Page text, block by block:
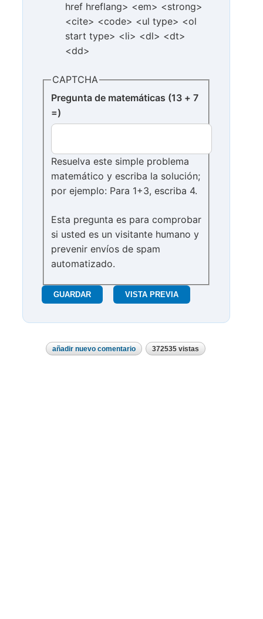
href hreflang> <em> <strong>
<cite> <code> <ul type> <ol
start type> <li> <dl> <dt>
<dd>
CAPTCHA
Pregunta de matemáticas (13 + 7
=)
Resuelva este simple problema
matemático y escriba la solución;
por ejemplo: Para 1+3, escriba 4.
Esta pregunta es para comprobar
si usted es un visitante humano y
prevenir envíos de spam
automatizado.
añadir nuevo comentario 372535 vistas